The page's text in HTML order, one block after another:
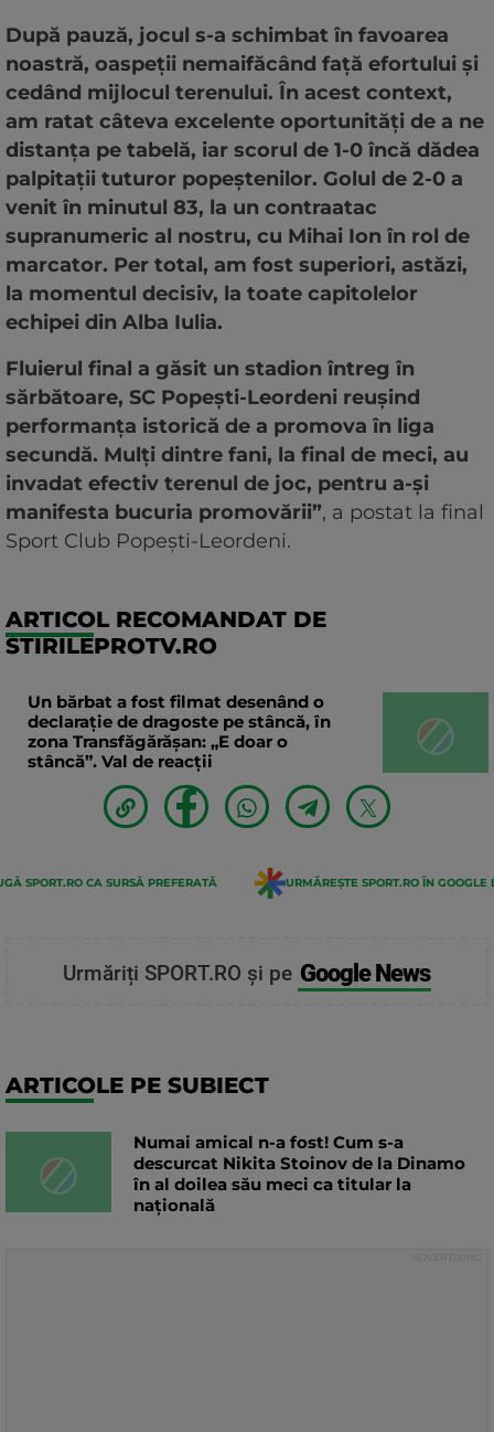
După pauză, jocul s-a schimbat în favoarea
noastră, oaspeții nemaifăcând față efortului și
cedând mijlocul terenului. În acest context,
am ratat câteva excelente oportunități de a ne
distanța pe tabelă, iar scorul de 1-0 încă dădea
palpitații tuturor popeștenilor. Golul de 2-0 a
venit în minutul 83, la un contraatac
supranumeric al nostru, cu Mihai Ion în rol de
marcator. Per total, am fost superiori, astăzi,
la momentul decisiv, la toate capitolelor
echipei din Alba Iulia.
Fluierul final a găsit un stadion întreg în
sărbătoare, SC Popești-Leordeni reușind
performanța istorică de a promova în liga
secundă. Mulți dintre fani, la final de meci, au
invadat efectiv terenul de joc, pentru a-și
manifesta bucuria promovării”, a postat la final
Sport Club Popești-Leordeni.
ARTICOL RECOMANDAT DE
STIRILEPROTV.RO
Un bărbat a fost filmat desenând o
declaraţie de dragoste pe stâncă, în
zona Transfăgărăşan: „E doar o
stâncă”. Val de reacții
SPORT.RO CA SURSĂ PREFERATĂ URMĂREȘTE SPORT.RO ÎN GOOGLE
Urmăriți SPORT.RO și pe Google News
ARTICOLE PE SUBIECT
Numai amical n-a fost! Cum s-a
descurcat Nikita Stoinov de la Dinamo
în al doilea său meci ca titular la
națională